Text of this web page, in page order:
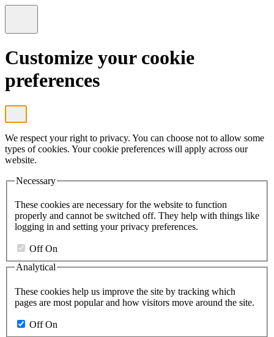
Customize your cookie
preferences
We respect your right to privacy. You can choose not to allow some
types of cookies. Your cookie preferences will apply across our
website.
Necessary
These cookies are necessary for the website to function
properly and cannot be switched off. They help with things like
logging in and setting your privacy preferences.
Off On
Analytical
These cookies help us improve the site by tracking which
pages are most popular and how visitors move around the site.
Off On